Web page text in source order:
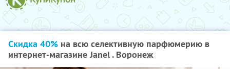
Скидка 40% на всю селективную парфюмерию в
интернет-магазине Janel . Воронеж